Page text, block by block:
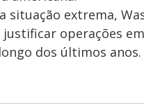
situação extrema,
justificar operações
dos últimos anos.